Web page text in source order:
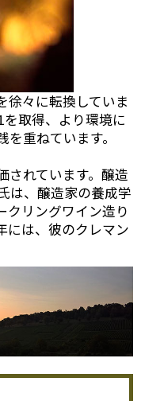
徐々に転換していま
取得、より環境に
重ねています。
されています。醸造
は、醸造家の養成学
クリングワイン造り
には、彼のクレマン